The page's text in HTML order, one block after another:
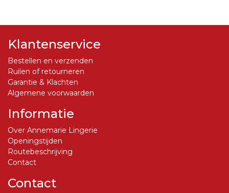
Klantenservice
Bestellen en verzenden
Ruilen of retourneren
Garantie & Klachten
Algemene voorwaarden
Informatie
Over Annemarie Lingerie
Openingstijden
Routebeschrijving
Contact
Contact